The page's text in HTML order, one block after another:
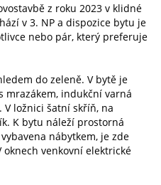
z roku 2023 v klidné
v 3. NP a dispozice bytu je
nebo pár, který preferuje
do zeleně. V bytě je
mrazákem, indukční varná
V ložnici šatní skříň, na
K bytu náleží prostorná
nábytkem, je zde
venkovní elektrické